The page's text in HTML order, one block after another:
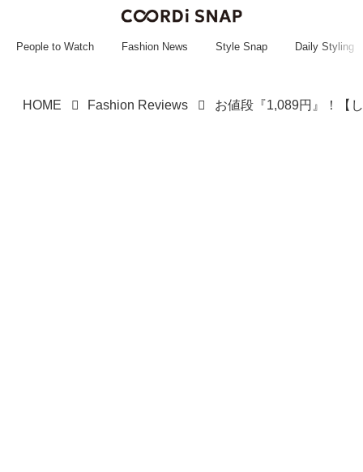
~~~~~~~~~~~
People to Watch Fashion News Style Snap Daily Styling
HOME Fashion Reviews